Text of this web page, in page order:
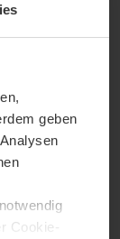
geben
Cookie-